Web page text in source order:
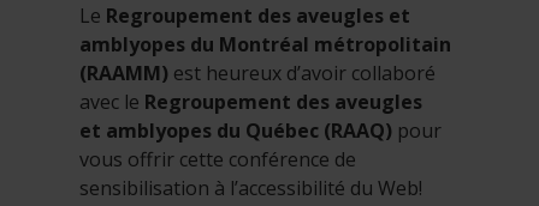
Le Regroupement des aveugles et
amblyopes du Montréal métropolitain
(RAAMM) est heureux d’avoir collaboré
avec le Regroupement des aveugles
et amblyopes du Québec (RAAQ) pour
vous offrir cette conférence de
sensibilisation à l’accessibilité du Web!